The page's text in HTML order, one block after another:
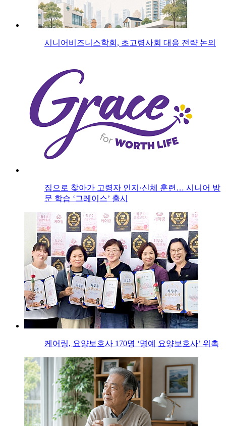
시니어비즈니스학회, 초고령사회 대응 전략 논의
집으로 찾아가 고령자 인지·신체 훈련… 시니어 방
문 학습 ‘그레이스’ 출시
케어링, 요양보호사 170명 ‘명예 요양보호사’ 위촉